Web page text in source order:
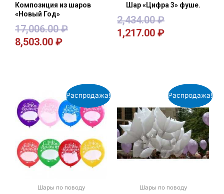
Композиция из шаров
«Новый Год»
17,006.00₽
8,503.00 ₽
Шар «Цифра 3» фуше.
2,434.00₽
1,217.00 ₽
Распродажа!
Шары по поводу
Распродажа!
Шары по поводу